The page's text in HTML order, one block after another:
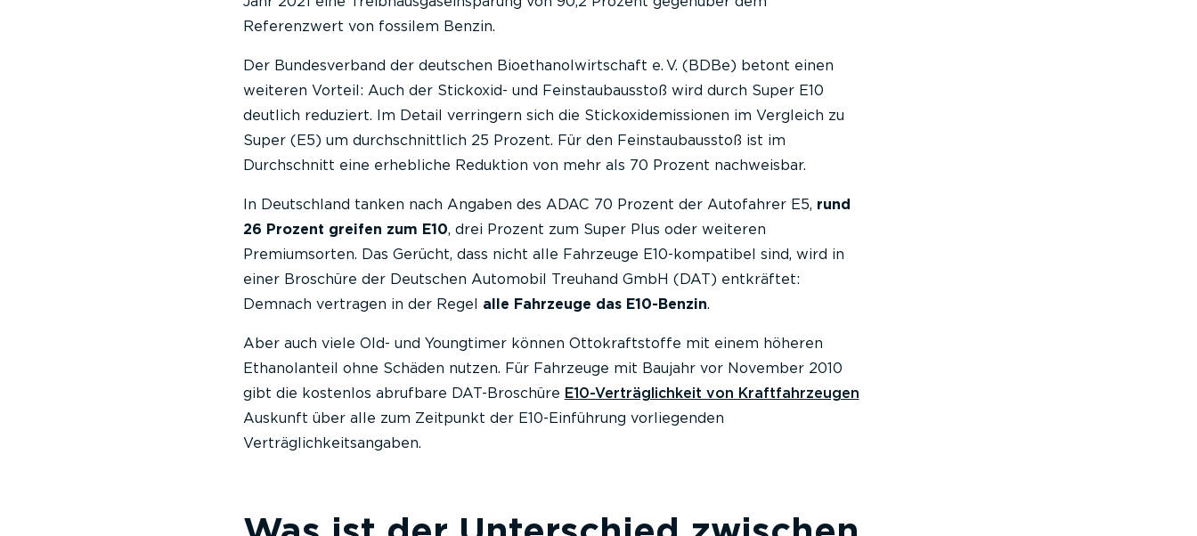
Referenzwert von fossilem Benzin.
Der Bundesverband der deutschen Bioethanolwirtschaft e. V. (BDBe) betont einen
weiteren Vorteil: Auch der Stickoxid- und Feinstaubausstoß wird durch Super E10
deutlich reduziert. Im Detail verringern sich die Stickoxidemissionen im Vergleich zu
Super (E5) um durchschnittlich 25 Prozent. Für den Feinstaubausstoß ist im
Durchschnitt eine erhebliche Reduktion von mehr als 70 Prozent nachweisbar.
In Deutschland tanken nach Angaben des ADAC 70 Prozent der Autofahrer E5, rund
26 Prozent greifen zum E10, drei Prozent zum Super Plus oder weiteren
Premiumsorten. Das Gerücht, dass nicht alle Fahrzeuge E10-kompatibel sind, wird in
einer Broschüre der Deutschen Automobil Treuhand GmbH (DAT) entkräftet:
Demnach vertragen in der Regel alle Fahrzeuge das E10-Benzin.
Aber auch viele Old- und Youngtimer können Ottokraftstoffe mit einem höheren
Ethanolanteil ohne Schäden nutzen. Für Fahrzeuge mit Baujahr vor November 2010
gibt die kostenlos abrufbare DAT-Broschüre E10-Verträglichkeit von Kraftfahrzeugen
Auskunft über alle zum Zeitpunkt der E10-Einführung vorliegenden
Verträglichkeitsangaben.